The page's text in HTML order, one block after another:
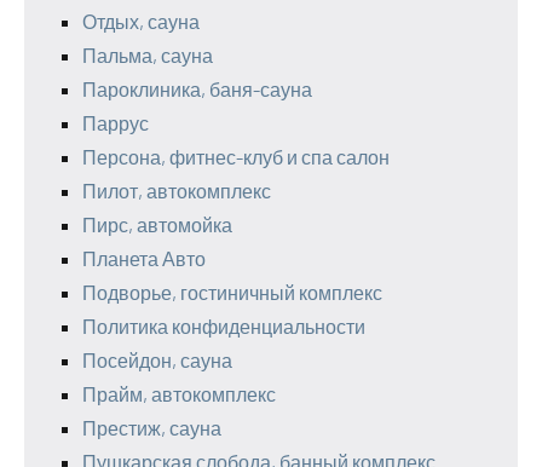
Отдых, сауна
Пальма, сауна
Пароклиника, баня-сауна
Паррус
Персона, фитнес-клуб и спа салон
Пилот, автокомплекс
Пирс, автомойка
Планета Авто
Подворье, гостиничный комплекс
Политика конфиденциальности
Посейдон, сауна
Прайм, автокомплекс
Престиж, сауна
Пушкарская слобода, банный комплекс